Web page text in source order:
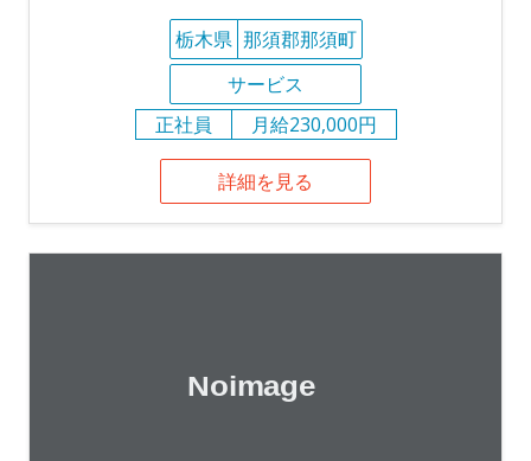
栃木県 那須郡那須町
サービス
正社員
月給230,000円
詳細を見る